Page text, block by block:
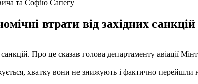
та Софію Сапегу
втрати від західних санкцій
Про це сказав голова департаменту авіації
хватку вони не знижують і фактично перейшли